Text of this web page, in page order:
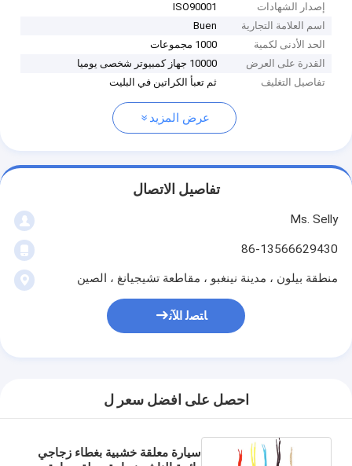
إصدار الشهادات
ISO90001
اسم العلامة التجارية
Buen
الحد الأدنى لكمية
1000 مجموعات
القدرة على العرض
10000 جهاز كمبيوتر شخصى يوميا
تفاصيل التغليف
ثم تعبأ الكراتين في البليت
عرض المزيد
تفاصيل الاتصال
Ms. Selly
86-13566629430
منطقة بيلون ، مدينة نينغبو ، مقاطعة تشيجيانغ ، الصين
ﺎﺘﺼﻟ ﺍﻶﻧ
احصل على افضل سعر ل
سيارة معلقة خشبية بغطاء زجاجي